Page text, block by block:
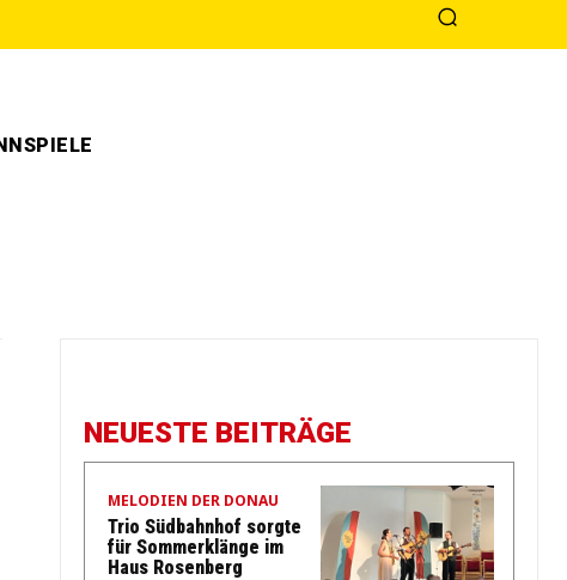
NEUESTE BEITRÄGE
MELODIEN DER DONAU
Trio Südbahnhof sorgte
für Sommerklänge im
Haus Rosenberg